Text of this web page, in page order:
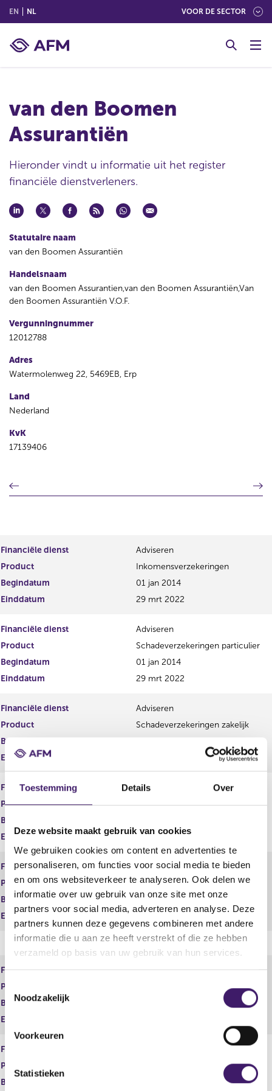
Toestemming Details Over
Deze website maakt gebruik van cookies
We gebruiken cookies om content en advertenties te
personaliseren, om functies voor social media te bieden
en om ons websiteverkeer te analyseren. Ook delen we
informatie over uw gebruik van onze site met onze
partners voor social media, adverteren en analyse. Deze
partners kunnen deze gegevens combineren met andere
informatie die u aan ze heeft verstrekt of die ze hebben
verzameld op basis van uw gebruik van hun services.
T
o
e
t
m
Noodzakelijk
Voorkeuren
Statistieken
EN (ENGLISH)
NL(NEDERLANDS (NEDERLAND)) VOOR DE SECTOR
van den Boomen
Assurantiën
Hieronder vindt u informatie uit het register
financiële dienstverleners.
Statutaire naam
van den Boomen Assurantiën
Handelsnaam
van den Boomen Assurantien,van den Boomen Assurantiën,Van
den Boomen Assurantiën V.O.F.
Vergunningnummer
12012788
Adres
Watermolenweg 22, 5469EB, Erp
Land
Nederland
KvK
17139406
o
e
e
g
i
e
r
e
s
l
a
t
V
o
t
l
a
a
Financiële dienst
Adviseren
Product
Inkomensverzekeringen
Begindatum
01 jan 2014
Einddatum
29 mrt 2022
Financiële dienst
Adviseren
Product
Schadeverzekeringen particulier
Begindatum
01 jan 2014
Einddatum
29 mrt 2022
Financiële dienst
Adviseren
Product
Schadeverzekeringen zakelijk
Begindatum
Einddatum
Financiële dienst
Adviseren
Product
Vermogen
Begindatum
Einddatum
27 mei 2019
Financiële dienst
Adviseren
Product
Zorgverzekeringen
Begindatum
01 jan 2014
Einddatum
Financiële dienst
Bemiddelen
Product
Begindatum
Einddatum
Financiële dienst
Product
Schadeverzekeringen particulier
Begindatum